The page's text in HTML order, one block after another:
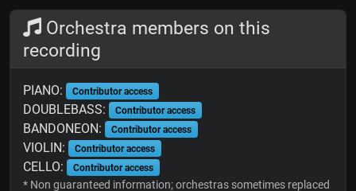
Orchestra members on this
recording
PIANO: Contributor access
DOUBLEBASS: Contributor access
BANDONEON: Contributor access
VIOLIN: Contributor access
CELLO: Contributor access
* Non guaranteed information; orchestras sometimes replaced